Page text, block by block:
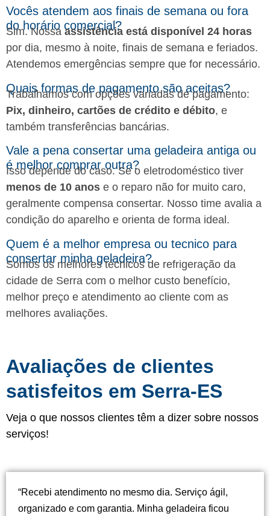
Vocês atendem aos finais de semana ou fora
do horário comercial?
Sim. Nossaassistência está disponível 24 horas
por dia, mesmo à noite, finais de semana e feriados.
Atendemos emergências sempre que for necessário.
Quais formas de pagamento são aceitas?
Trabalhamos com opções variadas de pagamento:
Pix, dinheiro, cartões de crédito e débito, e
também transferências bancárias.
Vale a pena consertar uma geladeira antiga ou
é melhor comprar outra?
Isso depende do caso. Se o eletrodoméstico tiver
menos de 10 anos e o reparo não for muito caro,
geralmente compensa consertar. Nosso time avalia a
condição do aparelho e orienta de forma ideal.
Quem é a melhor empresa ou tecnico para
consertar minha geladeira?
Somos os melhores técnicos de refrigeração da
cidade de Serra com o melhor custo benefício,
melhor preço e atendimento ao cliente com as
melhores avaliações.
Avaliações de clientes
satisfeitos em Serra-ES
Veja o que nossos clientes têm a dizer sobre nossos
serviços!
“Recebi atendimento no mesmo dia. Serviço ágil,
organizado e com garantia. Minha geladeira ficou